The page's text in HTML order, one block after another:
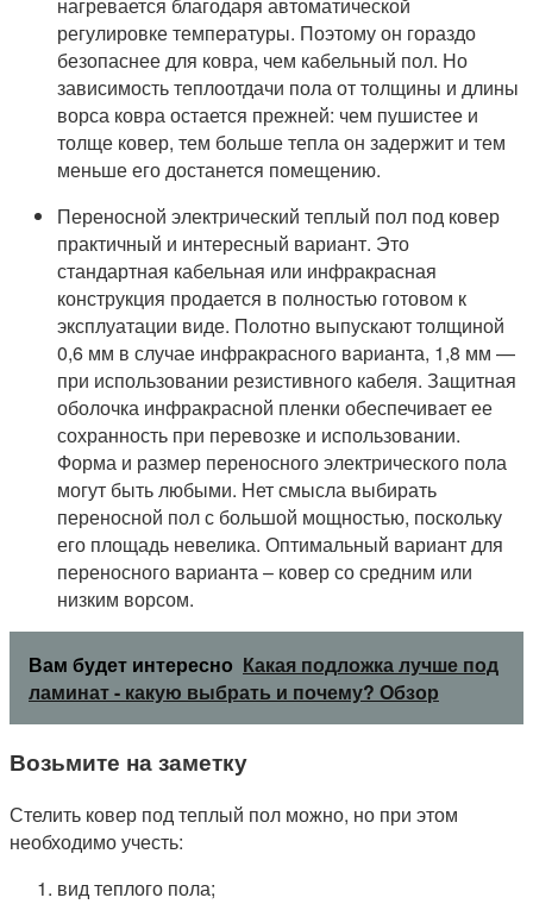
регулировке температуры. Поэтому он гораздо
безопаснее для ковра, чем кабельный пол. Но
зависимость теплоотдачи пола от толщины и длины
ворса ковра остается прежней: чем пушистее и
толще ковер, тем больше тепла он задержит и тем
меньше его достанется помещению.
Переносной электрический теплый пол под ковер
практичный и интересный вариант. Это
стандартная кабельная или инфракрасная
конструкция продается в полностью готовом к
эксплуатации виде. Полотно выпускают толщиной
0,6 мм в случае инфракрасного варианта, 1,8 мм —
при использовании резистивного кабеля. Защитная
оболочка инфракрасной пленки обеспечивает ее
сохранность при перевозке и использовании.
Форма и размер переносного электрического пола
могут быть любыми. Нет смысла выбирать
переносной пол с большой мощностью, поскольку
его площадь невелика. Оптимальный вариант для
переносного варианта – ковер со средним или
низким ворсом.
Вам будет интересно Какая подложка лучше под
ламинат - какую выбрать и почему? Обзор
Возьмите на заметку
Стелить ковер под теплый пол можно, но при этом
необходимо учесть:
вид теплого пола;